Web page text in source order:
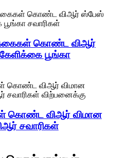
கொண்ட விஆர்
பூங்கா
கொண்ட விஆர் விமான
சவாரிகள்